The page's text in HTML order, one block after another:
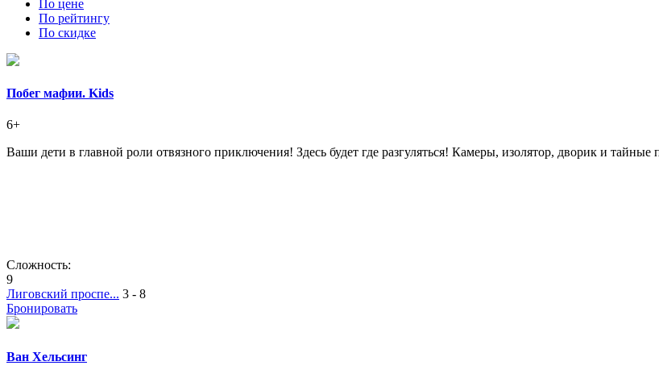
По цене
По рейтингу
По скидке
Побег мафии. Kids
6+
Ваши дети в главной роли отвязного приключения! Здесь будет где разгуляться! Камеры, изолятор, дворик и
Сложность:
9
Лиговский проспе... 3 - 8
Бронировать
Ван Хельсинг